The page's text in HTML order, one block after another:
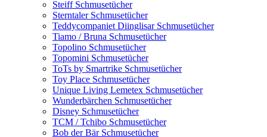
Steiff Schmusetücher
Sterntaler Schmusetücher
Teddycompaniet Diinglisar Schmusetücher
Tiamo / Bruna Schmusetücher
Topolino Schmusetücher
Topomini Schmusetücher
ToTs by Smartrike Schmusetücher
Toy Place Schmusetücher
Unique Living Lemetex Schmusetücher
Wunderbärchen Schmusetücher
Disney Schmusetücher
TCM / Tchibo Schmusetücher
Bob der Bär Schmusetücher